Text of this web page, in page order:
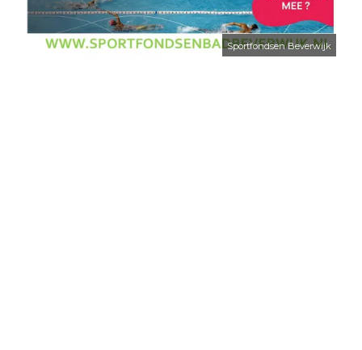
Sportfondsen Beverwijk